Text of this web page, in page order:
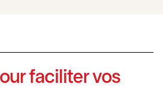
faciliter vos